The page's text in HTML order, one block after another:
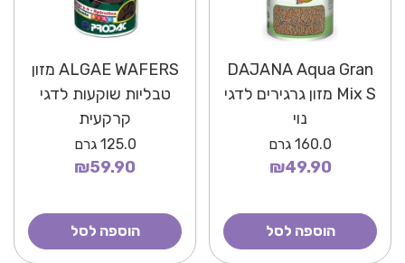
DAJANA Aqua Gran
Mix S מזון גרגירים לדגי
נוי
160.0 גרם
₪49.90
הוספה לסל
ALGAE WAFERS מזון
טבליות שוקעות לדגי
קרקעית
125.0 גרם
₪59.90
הוספה לסל